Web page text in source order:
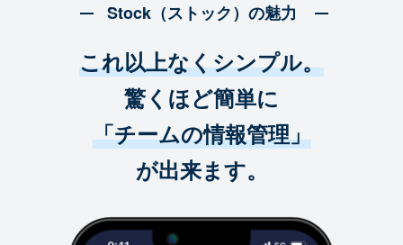
Stock（ストック）の魅力
これ以上なくシンプル。
驚くほど簡単に
「チームの情報管理」
が出来ます。